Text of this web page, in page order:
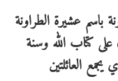
باسم عشيرة الطراونة
كتاب الله وسنة
العائلتين